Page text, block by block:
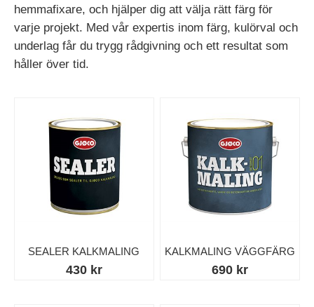
hemmafixare, och hjälper dig att välja rätt färg för
varje projekt. Med vår expertis inom färg, kulörval och
underlag får du trygg rådgivning och ett resultat som
håller över tid.
SEALER KALKMALING
430 kr
KALKMALING VÄGGFÄRG
690 kr